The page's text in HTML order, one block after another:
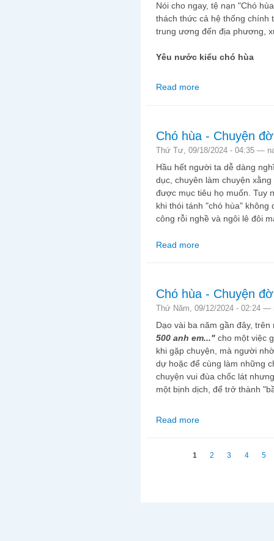
Nói cho ngay, tệ nạn "Chó
thách thức cả hệ thống chính
trung ương đến địa phương,
Yêu nước kiểu chó hùa
Read more
Chó hùa - Chuyện
Thứ Tư, 09/18/2024 - 04:35 —
Hầu hết người ta dễ dàng
dục, chuyên làm chuyện
được mục tiêu họ muốn. Tuy
khi thói tánh "chó hùa"
công rỗi nghề và ngôi lê đôi
Read more
Chó hùa - Chuyện
Thứ Năm, 09/12/2024 - 02:24 —
Dạo vài ba năm gần đây,
500 anh em..." cho một việc
khi gặp chuyện, mà người
dự hoặc để cùng làm những
chuyện vui đùa chốc lát
một bịnh dịch, để trở thành
Read more
1 2 3 4 5